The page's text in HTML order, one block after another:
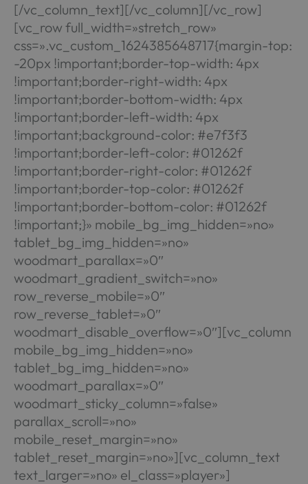
[/vc_column_text][/vc_column][/vc_row]
[vc_row full_width=»stretch_row»
css=».vc_custom_1624385648717{margin-top:
-20px !important;border-top-width: 4px
!important;border-right-width: 4px
!important;border-bottom-width: 4px
!important;border-left-width: 4px
!important;background-color: #e7f3f3
!important;border-left-color: #01262f
!important;border-right-color: #01262f
!important;border-top-color: #01262f
!important;border-bottom-color: #01262f
!important;}» mobile_bg_img_hidden=»no»
tablet_bg_img_hidden=»no»
woodmart_parallax=»0″
woodmart_gradient_switch=»no»
row_reverse_mobile=»0″
row_reverse_tablet=»0″
woodmart_disable_overflow=»0″][vc_column
mobile_bg_img_hidden=»no»
tablet_bg_img_hidden=»no»
woodmart_parallax=»0″
woodmart_sticky_column=»false»
parallax_scroll=»no»
mobile_reset_margin=»no»
tablet_reset_margin=»no»][vc_column_text
text_larger=»no» el_class=»player»]